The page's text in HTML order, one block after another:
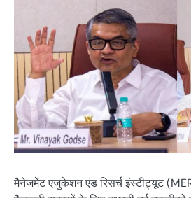
मैनेजमेंट एजुकेशन एंड रिसर्च इंस्टीट्यूट